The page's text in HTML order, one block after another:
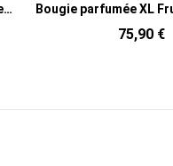
Bougie parfumée XL Fruitée 68 heures Noa Parfum Neon Night avec photophore en Verre Blanc Doré
99,90 €